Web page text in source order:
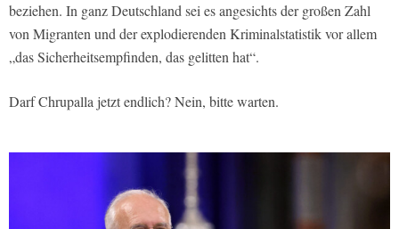
beziehen. In ganz Deutschland sei es angesichts der großen Zahl
von Migranten und der explodierenden Kriminalstatistik vor allem
„das Sicherheitsempfinden, das gelitten hat“.
Darf Chrupalla jetzt endlich? Nein, bitte warten.